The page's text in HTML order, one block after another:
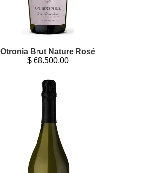
Otronia Brut Nature Rosé
$ 68.500,00